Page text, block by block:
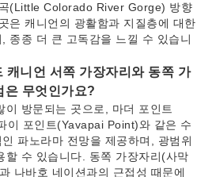
(Little Colorado River Gorge) 방향
은 캐니언의 광활함과 지질층에 대한
종종 더 큰 고독감을 느낄 수 있습니
캐니언 서쪽 가장자리와 동쪽 가
은 무엇인가요?
이 방문되는 곳으로, 마더 포인트
이 포인트(Yavapai Point)와 같은 수
파노라마 전망을 제공하며, 광범위
할 수 있습니다. 동쪽 가장자리(사막
나바호 네이션과의 근접성 때문에